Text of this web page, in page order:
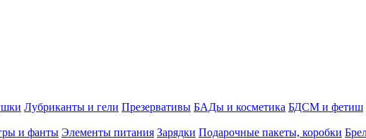
Лубриканты и гели Презервативы БАДы и косметика БДСМ и фетиш
и фанты Элементы питания Зарядки Подарочные пакеты, коробки